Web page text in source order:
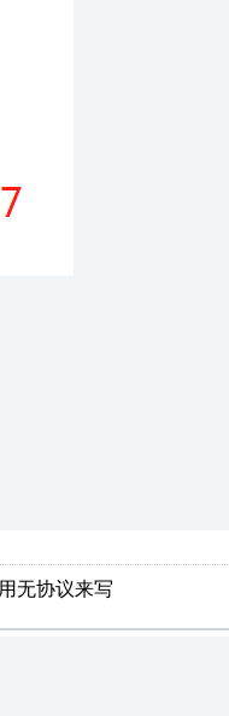
无协议来写